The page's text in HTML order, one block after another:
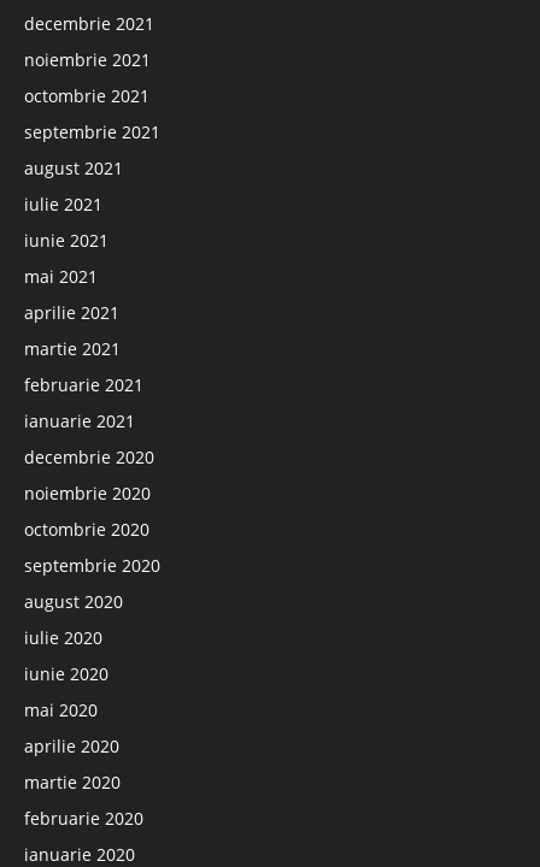
decembrie 2021
noiembrie 2021
octombrie 2021
septembrie 2021
august 2021
iulie 2021
iunie 2021
mai 2021
aprilie 2021
martie 2021
februarie 2021
ianuarie 2021
decembrie 2020
noiembrie 2020
octombrie 2020
septembrie 2020
august 2020
iulie 2020
iunie 2020
mai 2020
aprilie 2020
martie 2020
februarie 2020
ianuarie 2020